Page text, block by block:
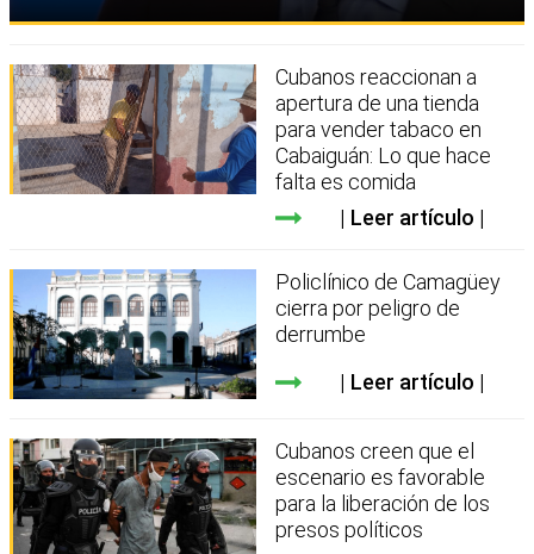
Cubanos reaccionan a
apertura de una tienda
para vender tabaco en
Cabaiguán: Lo que hace
falta es comida
Leer artículo
Policlínico de Camagüey
cierra por peligro de
derrumbe
Leer artículo
Cubanos creen que el
escenario es favorable
para la liberación de los
presos políticos